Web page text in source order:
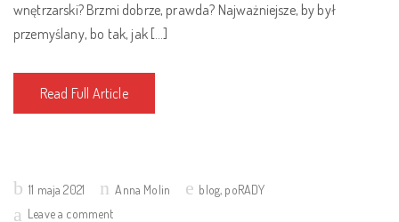
wnętrzarski? Brzmi dobrze, prawda? Najważniejsze, by był
przemyślany, bo tak, jak […]
Read Full Article
Posted11 maja 2021 Anna Molin blog, poRADY
Leave a comment